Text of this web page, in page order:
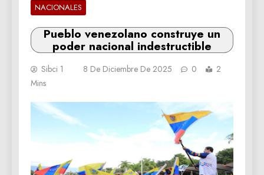
NACIONALES
Pueblo venezolano construye un
poder nacional indestructible
Sibci 1 8 De Diciembre De 2025 0
2
Mins